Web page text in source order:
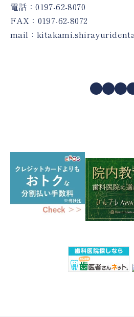
電話：0197-62-8070
FAX：0197-62-8072
mail：
Facebook InstagramXYouTube